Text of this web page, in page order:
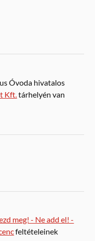
Óvoda hivatalos
Kft. tárhelyén van
meg! - Ne add el! -
feltételeinek